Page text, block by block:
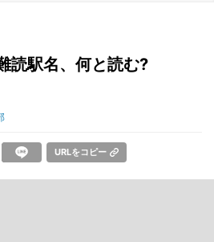
読駅名、何と読む?
URLをコピー